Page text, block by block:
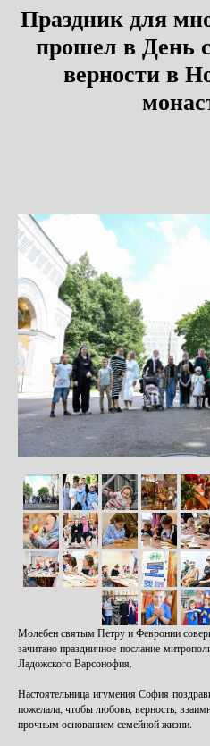
Праздник для
прошел в День
верности в
Молебен святым Петру и Февронии
зачитано праздничное послание
Ладожского Варсонофия.
Настоятельница игумения София
пожелала, чтобы любовь, верность,
прочным основанием семейной жизни.